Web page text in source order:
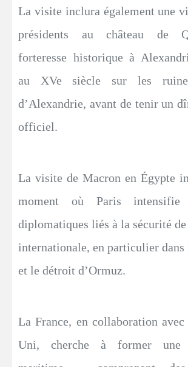
La visite inclura également une
présidents au château de
forteresse historique à
au XVe siècle sur les
d’Alexandrie, avant de tenir un
officiel.
La visite de Macron en Égypte
moment où Paris intensifie
diplomatiques liés à la sécurité
internationale, en particulier dans
et le détroit d’Ormuz.
La France, en collaboration
Uni, cherche à former